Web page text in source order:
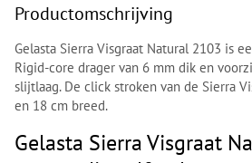
Productomschrijving
Gelasta Sierra Visgraat Natural 2103 is
Rigid-core drager van 6 mm dik en
slijtlaag. De click stroken van de Sierra
en 18 cm breed.
Gelasta Sierra Visgraat